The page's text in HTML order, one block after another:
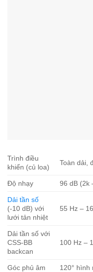
Trình điều
khiển (củ loa)
Toàn dải,
Độ nhạy 96 dB (2k
Dải tần số
(-10 dB) với
lưới tản nhiệt
55 Hz –
Dải tần số với
CSS-BB
backcan
100 Hz –
Góc phủ âm 120° hình